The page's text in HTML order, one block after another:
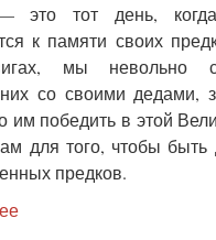
тот день,
к памяти своих
мы невольно
со своими дедами,
им победить в этой
для того, чтобы
предков.